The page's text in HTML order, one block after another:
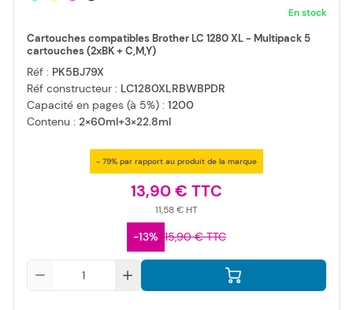
En stock
Cartouches compatibles Brother LC 1280 XL - Multipack 5
cartouches (2xBK + C,M,Y)
Réf : PK5BJ79X
Réf constructeur : LC1280XLRBWBPDR
Capacité en pages (à 5%) : 1200
Contenu : 2×60ml+3×22.8ml
- 79% par rapport au produit de la marque
13,90 €
11,58 €
-13% 15,90 €